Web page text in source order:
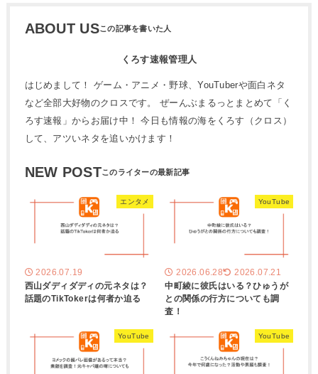
ABOUT US
くろす速報管理人
はじめまして！ ゲーム・アニメ・野球、YouTuberや面白ネタ
など全部大好物のクロスです。 ぜーんぶまるっとまとめて「く
ろす速報」からお届け中！ 今日も情報の海をくろす（クロス）
して、アツいネタを追いかけます！
NEW POST
エンタメ
2026.07.19
西山ダディダディの元ネタは？
話題のTikTokerは何者か迫る
YouTube
2026.06.28 2026.07.21
中町綾に彼氏はいる？ひゅうが
との関係の行方についても調
査！
YouTube YouTube